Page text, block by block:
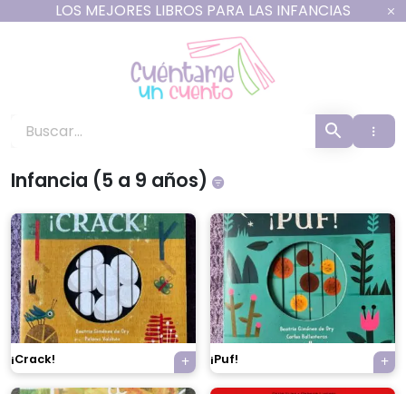
LOS MEJORES LIBROS PARA LAS INFANCIAS
Cuéntame un
Infancia (5 a 9 años)
¡Crack! ¡Puf!